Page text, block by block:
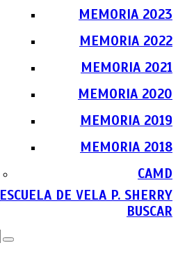
MEMORIA 2023
MEMORIA 2022
MEMORIA 2021
MEMORIA 2020
MEMORIA 2019
MEMORIA 2018
CAMD
ESCUELA DE VELA P. SHERRY
BUSCAR
Enviar